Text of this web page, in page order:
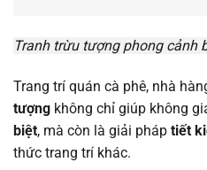
Tranh trừu tượng phong cảnh
Trang trí quán cà phê, nhà
tượng không chỉ giúp không
biệt, mà còn là giải pháp tiết
thức trang trí khác.